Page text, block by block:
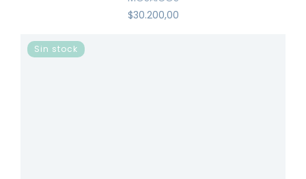
$30.200,00
Sin stock